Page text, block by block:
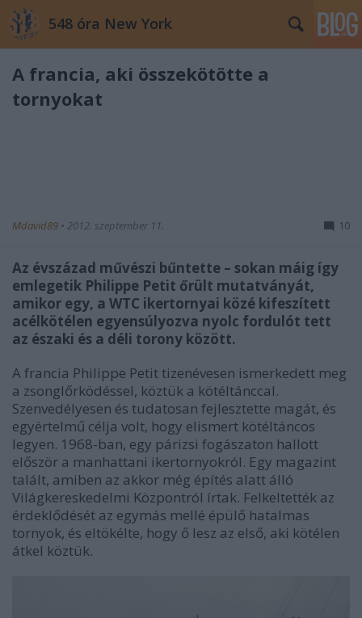
548 óra New York
A francia, aki összekötötte a
tornyokat
Mdavid89 • 2012. szeptember 11. 10
Az évszázad művészi bűntette – sokan máig így
emlegetik Philippe Petit őrült mutatványát,
amikor egy, a WTC ikertornyai közé kifeszített
acélkötélen egyensúlyozva nyolc fordulót tett
az északi és a déli torony között.
A francia Philippe Petit tizenévesen ismerkedett meg
a zsonglőrködéssel, köztük a kötéltánccal.
Szenvedélyesen és tudatosan fejlesztette magát, és
egyértelmű célja volt, hogy elismert kötéltáncos
legyen. 1968-ban, egy párizsi fogászaton hallott
először a manhattani ikertornyokról. Egy magazint
talált, amiben az akkor még építés alatt álló
Világkereskedelmi Központról írtak. Felkeltették az
érdeklődését az egymás mellé épülő hatalmas
tornyok, és eltökélte, hogy ő lesz az első, aki kötélen
átkel köztük.